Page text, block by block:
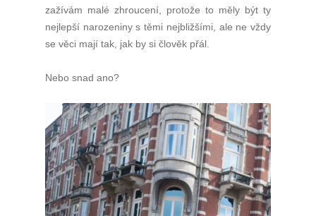
zažívám malé zhroucení, protože to měly být ty
nejlepší narozeniny s těmi nejbližšími, ale ne vždy
se věci mají tak, jak by si člověk přál.
Nebo snad ano?